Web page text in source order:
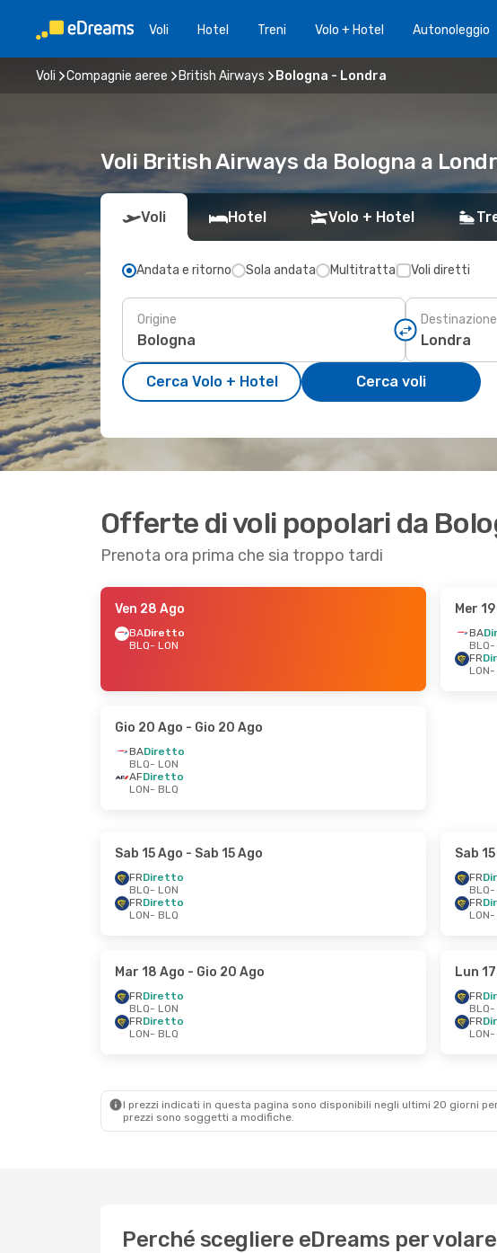
Voli Hotel Treni Volo + Hotel Autonoleggio
Voli Compagnie aeree British Airways Bologna - Londra
Voli British Airways da Bologna a
Voli Hotel Volo + Hotel
Andata e ritorno Sola andata Multitratta Voli diretti
Origine Destinazione
Cerca Volo + Hotel Cerca voli
Offerte di voli popolari da
Prenota ora prima che sia troppo tardi
Ven 28 Ago
BADiretto
BLQ- LON
Mer
BA
BLQ-
FR
LON-
Gio 20 Ago - Gio 20 Ago
BADiretto
BLQ- LON
AFDiretto
LON- BLQ
Sab 15 Ago - Sab 15 Ago
FRDiretto
BLQ- LON
FRDiretto
LON- BLQ
Sab
FR
BLQ-
FR
LON-
Mar 18 Ago - Gio 20 Ago
FRDiretto
BLQ- LON
FRDiretto
LON- BLQ
Lun
FR
BLQ-
FR
LON-
I prezzi indicati in questa pagina sono disponibili negli ultimi 20 giorni
prezzi sono soggetti a modifiche.
Perché scegliere eDreams per